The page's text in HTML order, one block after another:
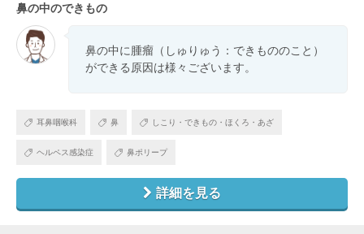
鼻の中のできもの
鼻の中に腫瘤（しゅりゅう：できもののこと）
ができる原因は様々ございます。
耳鼻咽喉科 鼻 しこり・できもの・ほくろ・あざ
ヘルペス感染症 鼻ポリープ
詳細を見る